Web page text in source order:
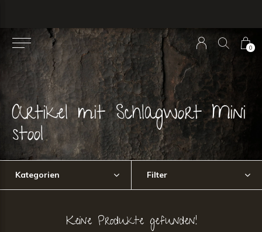
0
Artikel mit Schlagwort Mini
stool
Kategorien Filter
Keine Produkte gefunden!